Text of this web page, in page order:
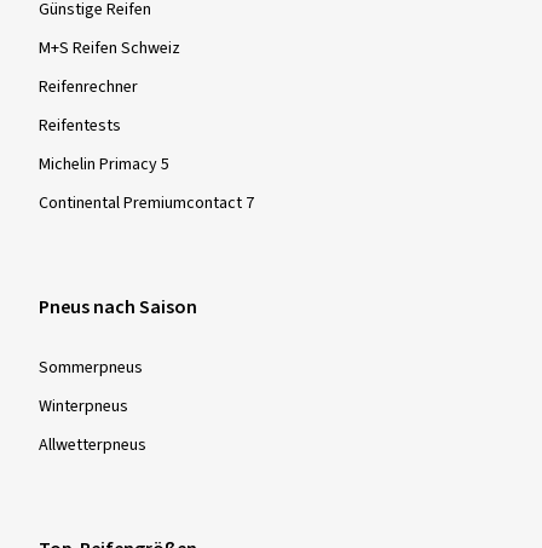
Günstige Reifen
M+S Reifen Schweiz
Reifenrechner
Reifentests
Michelin Primacy 5
Continental Premiumcontact 7
Pneus nach Saison
Sommer­pneus
Winter­pneus
Allwetter­pneus